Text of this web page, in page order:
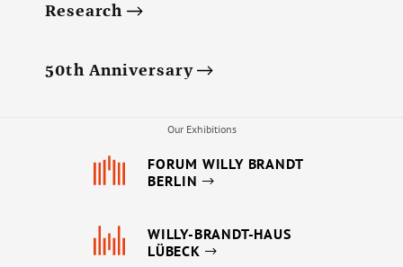
Research
50th Anniversary
Our Exhibitions
FORUM WILLY BRANDT
BERLIN
WILLY-BRANDT-HAUS
LÜBECK